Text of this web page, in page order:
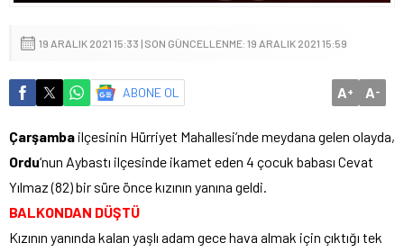
19 ARALIK 2021 15:33 | SON GÜNCELLENME: 19 ARALIK 2021 15:59
ABONE OL A+ A-
Çarşamba ilçesinin Hürriyet Mahallesi’nde meydana gelen olayda,
Ordu‘nun Aybastı ilçesinde ikamet eden 4 çocuk babası Cevat
Yılmaz (82) bir süre önce kızının yanına geldi.
BALKONDAN DÜŞTÜ
Kızının yanında kalan yaşlı adam gece hava almak için çıktığı tek